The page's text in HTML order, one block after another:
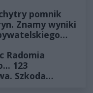
pomnik
Znamy wyniki
Radomia
123
Szkoda